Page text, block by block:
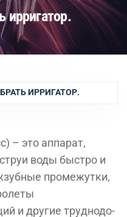
ирригатор.
ИРРИГАТОР.
– это аппарат,
воды быстро и
промежутки,
и другие труднодо­